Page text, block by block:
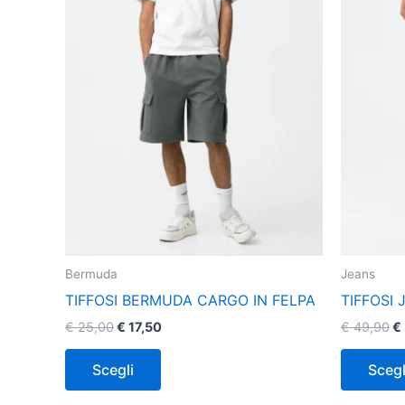
Bermuda
TIFFOSI BERMUDA CARGO IN FELPA
€25,00€ 17,50
Scegli
opzioni
possono
essere
scelte
nella
pagina
del
prodotto
Jeans
TIFFOSI
€49,90€